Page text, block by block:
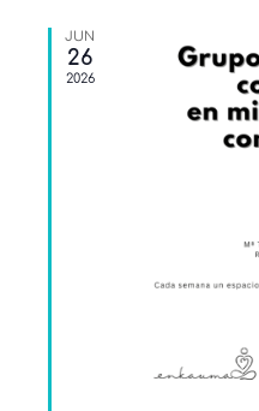
JUN
26
2026